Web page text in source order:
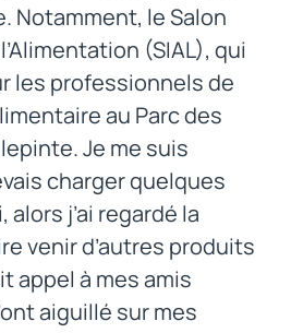
Notamment, le Salon
(SIAL), qui
les professionnels de
au Parc des
Je me suis
charger quelques
j’ai regardé la
venir d’autres produits
appel à mes amis
aiguillé sur mes